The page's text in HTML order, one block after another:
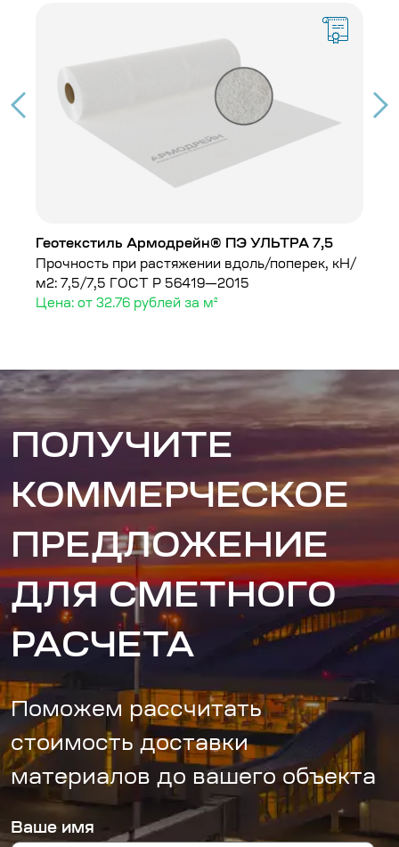
Геотекстиль Армодрейн® ПЭ УЛЬТРА 7,5
Прочность при растяжении вдоль/поперек, кН/
м2: 7,5/7,5
ГОСТ Р 56419—2015
Цена: от 32.76 рублей за м²
ПОЛУЧИТЕ
КОММЕРЧЕСКОЕ
ПРЕДЛОЖЕНИЕ
ДЛЯ СМЕТНОГО
РАСЧЕТА
Поможем рассчитать
стоимость доставки
материалов до вашего объекта
Ваше имя